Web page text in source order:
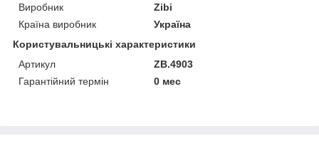
Виробник
Zibi
Країна виробник
Україна
Користувальницькі характеристики
Артикул
ZB.4903
Гарантійний термін
0 мес